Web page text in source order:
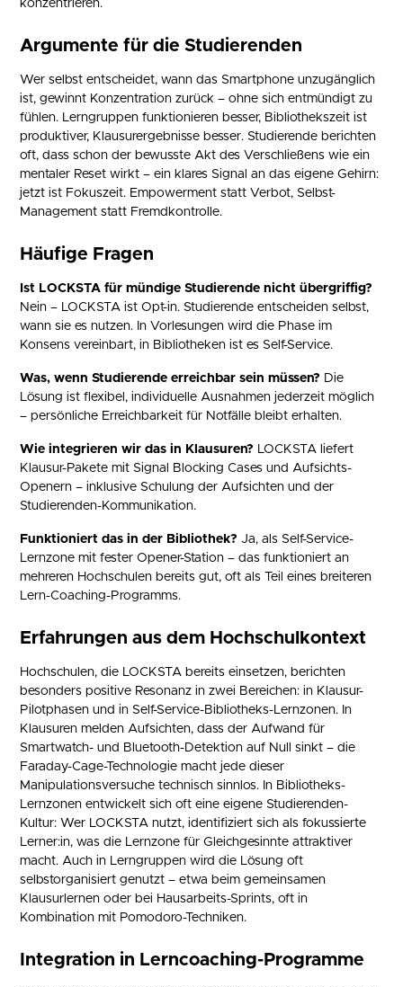
konzentrieren.
Argumente für die Studierenden
Wer selbst entscheidet, wann das Smartphone unzugänglich
ist, gewinnt Konzentration zurück – ohne sich entmündigt zu
fühlen. Lerngruppen funktionieren besser, Bibliothekszeit ist
produktiver, Klausurergebnisse besser. Studierende berichten
oft, dass schon der bewusste Akt des Verschließens wie ein
mentaler Reset wirkt – ein klares Signal an das eigene Gehirn:
jetzt ist Fokuszeit. Empowerment statt Verbot, Selbst-
Management statt Fremdkontrolle.
Häufige Fragen
Ist LOCKSTA für mündige Studierende nicht übergriffig?
Nein – LOCKSTA ist Opt-in. Studierende entscheiden selbst,
wann sie es nutzen. In Vorlesungen wird die Phase im
Konsens vereinbart, in Bibliotheken ist es Self-Service.
Was, wenn Studierende erreichbar sein müssen? Die
Lösung ist flexibel, individuelle Ausnahmen jederzeit möglich
– persönliche Erreichbarkeit für Notfälle bleibt erhalten.
Wie integrieren wir das in Klausuren? LOCKSTA liefert
Klausur-Pakete mit Signal Blocking Cases und Aufsichts-
Openern – inklusive Schulung der Aufsichten und der
Studierenden-Kommunikation.
Funktioniert das in der Bibliothek? Ja, als Self-Service-
Lernzone mit fester Opener-Station – das funktioniert an
mehreren Hochschulen bereits gut, oft als Teil eines breiteren
Lern-Coaching-Programms.
Erfahrungen aus dem Hochschulkontext
Hochschulen, die LOCKSTA bereits einsetzen, berichten
besonders positive Resonanz in zwei Bereichen: in Klausur-
Pilotphasen und in Self-Service-Bibliotheks-Lernzonen. In
Klausuren melden Aufsichten, dass der Aufwand für
Smartwatch- und Bluetooth-Detektion auf Null sinkt – die
Faraday-Cage-Technologie macht jede dieser
Manipulationsversuche technisch sinnlos. In Bibliotheks-
Lernzonen entwickelt sich oft eine eigene Studierenden-
Kultur: Wer LOCKSTA nutzt, identifiziert sich als fokussierte
Lerner:in, was die Lernzone für Gleichgesinnte attraktiver
macht. Auch in Lerngruppen wird die Lösung oft
selbstorganisiert genutzt – etwa beim gemeinsamen
Klausurlernen oder bei Hausarbeits-Sprints, oft in
Kombination mit Pomodoro-Techniken.
Integration in Lerncoaching-Programme